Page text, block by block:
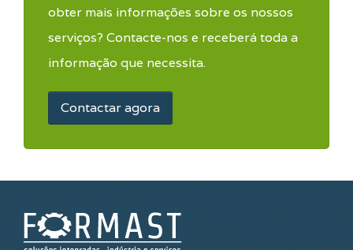
obter mais informações sobre os nossos
serviços? Contacte-nos e receberá toda a
informação que necessita.
Contactar agora